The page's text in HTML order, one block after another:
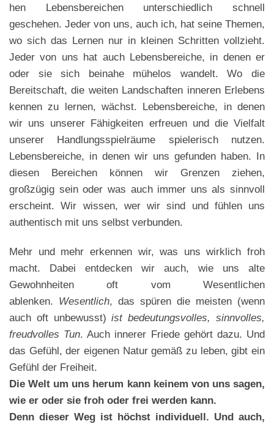
hen Lebensbereichen unterschiedlich schnell
geschehen. Jeder von uns, auch ich, hat seine Themen,
wo sich das Lernen nur in kleinen Schritten vollzieht.
Jeder von uns hat auch Lebensbereiche, in denen er
oder sie sich beinahe mühelos wandelt. Wo die
Bereitschaft, die weiten Landschaften inneren Erlebens
kennen zu lernen, wächst. Lebensbereiche, in denen
wir uns unserer Fähigkeiten erfreuen und die Vielfalt
unserer Handlungsspielräume spielerisch nutzen.
Lebensbereiche, in denen wir uns gefunden haben. In
diesen Bereichen können wir Grenzen ziehen,
großzügig sein oder was auch immer uns als sinnvoll
erscheint. Wir wissen, wer wir sind und fühlen uns
authentisch mit uns selbst verbunden.
Mehr und mehr erkennen wir, was uns wirklich froh
macht. Dabei entdecken wir auch, wie uns alte
Gewohnheiten oft vom Wesentlichen
ablenken. Wesentlich, das spüren die meisten (wenn
auch oft unbewusst)ist bedeutungsvolles, sinnvolles,
freudvolles Tun. Auch innerer Friede gehört dazu. Und
das Gefühl, der eigenen Natur gemäß zu leben, gibt ein
Gefühl der Freiheit.
Die Welt um uns herum kann keinem von uns sagen,
wie er oder sie froh oder frei werden kann.
Denn dieser Weg ist höchst individuell. Und auch,